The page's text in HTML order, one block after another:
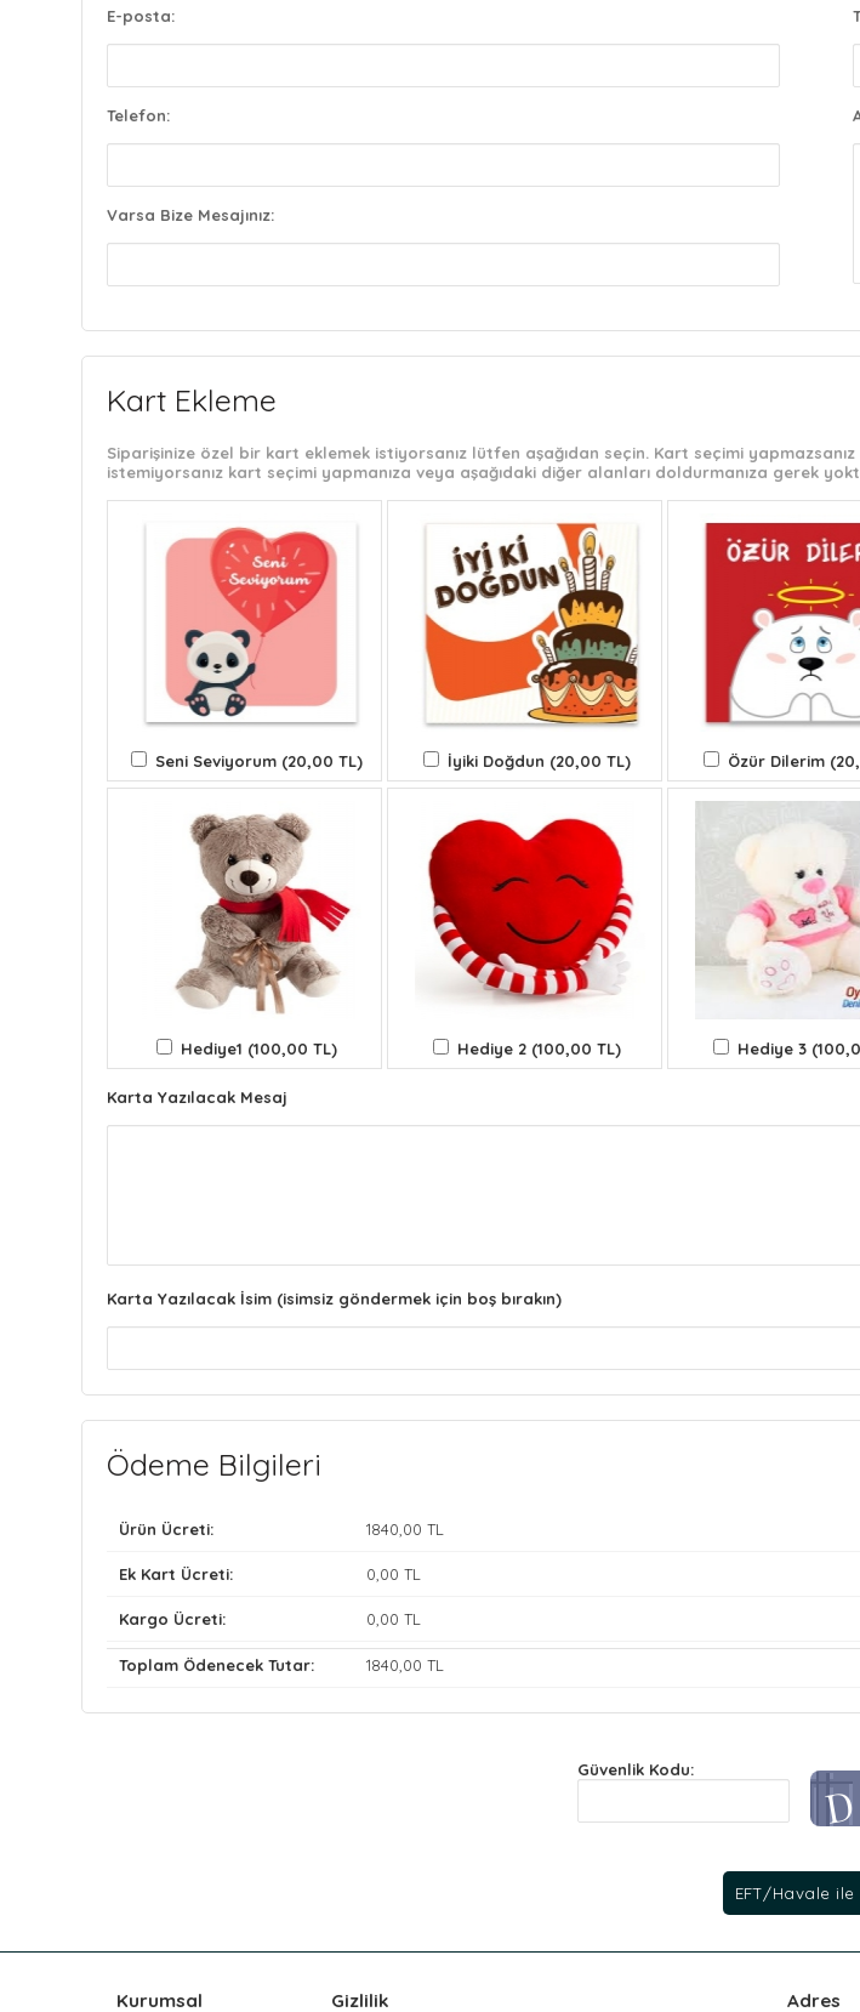
E-posta:
Telefon:
Varsa Bize Mesajınız:
Kart Ekleme
Siparişinize özel bir kart eklemek istiyorsanız lütfen aşağıdan seçin. Kart seçimi
istemiyorsanız kart seçimi yapmanıza veya aşağıdaki diğer alanları doldurmanıza gerek
Seni Seviyorum (20,00 TL) İyiki Doğdun (20,00 TL) Özür Dilerim
Hediye1 (100,00 TL) Hediye 2 (100,00 TL) Hediye 3
Karta Yazılacak Mesaj
Karta Yazılacak İsim (isimsiz göndermek için boş bırakın)
Ödeme Bilgileri
Ürün Ücreti: 1840 ,00 TL
Ek Kart Ücreti: 0 ,00 TL
Kargo Ücreti: 0 ,00 TL
Toplam Ödenecek Tutar: 1840 ,00 TL
Güvenlik Kodu:
Kurumsal Gizlilik Adres